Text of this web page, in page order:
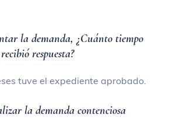
la demanda, ¿Cuánto tiempo
respuesta?
tuve el expediente aprobado.
la demanda contenciosa